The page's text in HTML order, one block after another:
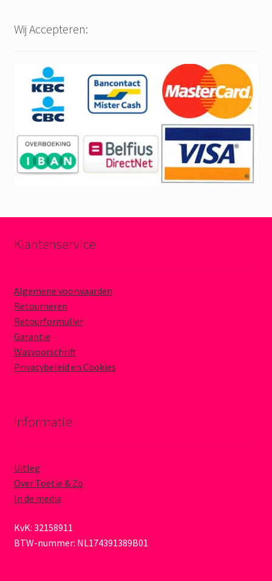
Wij Accepteren:
Klantenservice
Algemene voorwaarden
Retourneren
Retourformulier
Garantie
Wasvoorschrift
Privacybeleid en Cookies
Informatie
Uitleg
Over Toetie & Zo
In de media
KvK: 32158911
BTW-nummer: NL174391389B01